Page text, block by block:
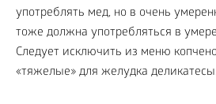
употреблять мед, но в очень
тоже должна употребляться в
Следует исключить из меню
«тяжелые» для желудка деликатесы.